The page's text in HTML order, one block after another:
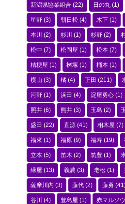
新潟県協業組合 (22) 日の丸 (1)
星野 (3) 朝日松 (4) 木下 (1)
本川 (2) 杉川 (1) 杉野 (2)
松中 (7) 松岡屋 (1) 松本 (7)
桔梗屋 (1) 桝塚 (1) 桶本 (1)
横山 (3) 橘 (4) 正田 (211)
河野 (1) 浜田 (4) 淀屋勇心 (1)
照井 (6) 熊井 (3) 玉島 (2)
盛田 (22) 直源 (41) 相木屋 (7)
福來 (1) 福原 (9) 福寿 (19)
立本 (5) 笛木 (2) 筑豊 (1)
緑屋 (13) 義農 (3) 老松 (1)
薩摩川内 (3) 藤代 (2) 藤勇
谷川 (4) 豊島屋 (1) 赤マルソウ